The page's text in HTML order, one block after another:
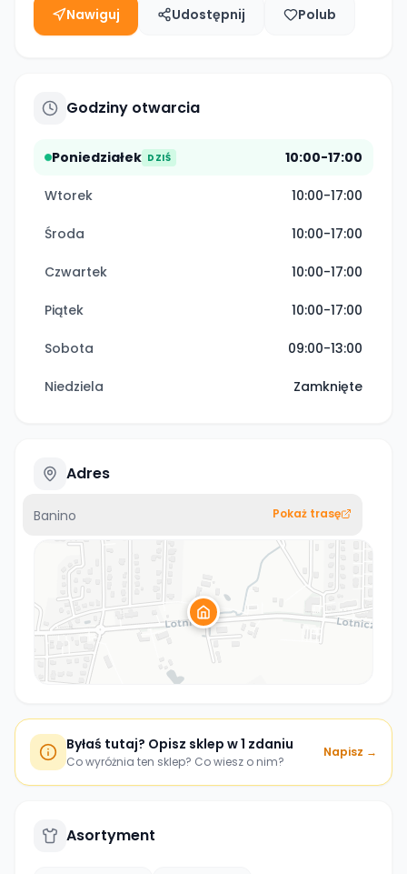
Nawiguj Udostępnij Polub
Godziny otwarcia
Poniedziałek DZIŚ 10:00-17:00
Wtorek 10:00-17:00
Środa 10:00-17:00
Czwartek 10:00-17:00
Piątek 10:00-17:00
Sobota 09:00-13:00
Niedziela Zamknięte
Adres
Banino Pokaż trasę
Byłaś tutaj? Opisz sklep w 1 zdaniu
Co wyróżnia ten sklep? Co wiesz o nim?
Napisz →
Asortyment